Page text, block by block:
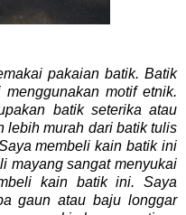
pakaian batik. Batik
motif etnik.
batik seterika atau
lebih murah dari batik tulis
membeli kain batik ini
mayang sangat menyukai
kain batik ini. Saya
gaun atau baju longgar